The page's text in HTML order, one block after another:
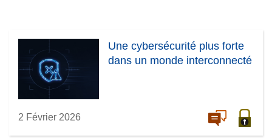
Une cybersécurité plus forte
dans un monde interconnecté
2 Février 2026